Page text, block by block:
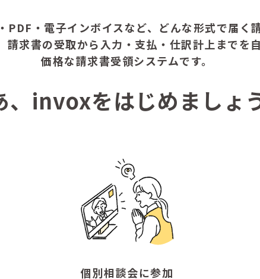
・電子インボイスなど、どんな形式で届く
請求書の受取から入力・支払・仕訳計上までを
価格な請求書受領システムです。
、invoxをはじめましょう
個別相談会に参加